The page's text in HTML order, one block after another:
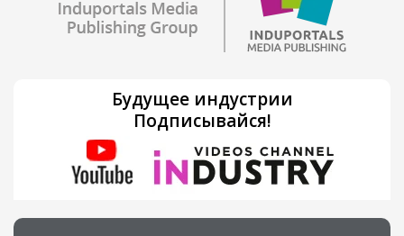
Будущее индустрии
Подписывайся!